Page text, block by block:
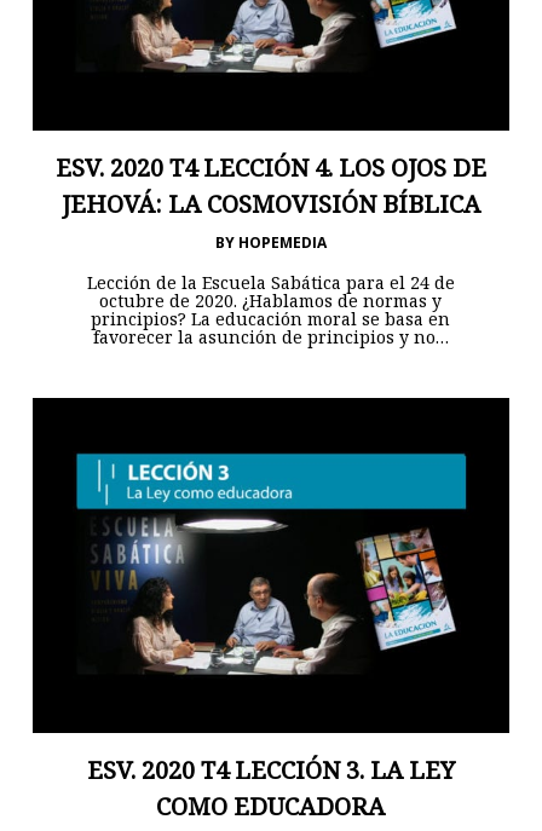
ESV. 2020 T4 LECCIÓN 4. LOS OJOS DE
JEHOVÁ: LA COSMOVISIÓN BÍBLICA
BY HOPEMEDIA
Lección de la Escuela Sabática para el 24 de
octubre de 2020. ¿Hablamos de normas y
principios? La educación moral se basa en
favorecer la asunción de principios y no…
ESV. 2020 T4 LECCIÓN 3. LA LEY
COMO EDUCADORA